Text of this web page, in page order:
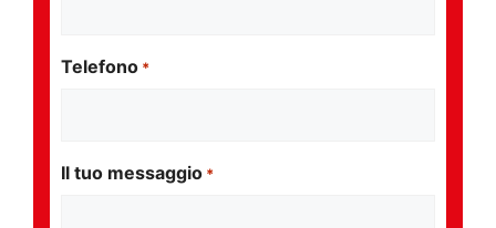
Telefono *
Il tuo messaggio *